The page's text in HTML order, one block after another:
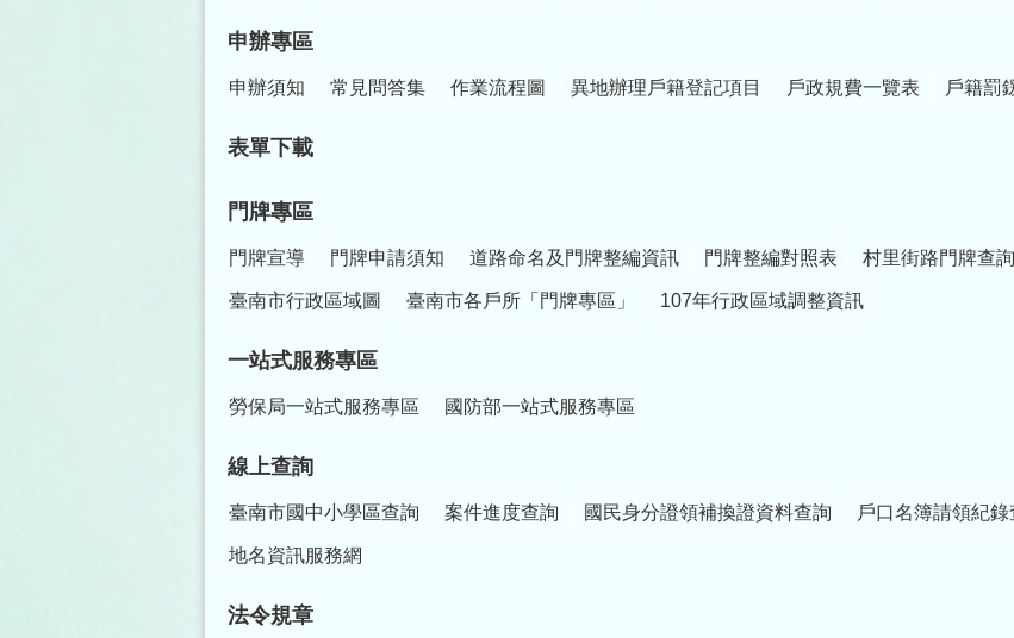
申辦專區
申辦須知 常見問答集 作業流程圖 異地辦理戶籍登記項目 戶政規費一覽表 戶籍罰
表單下載
門牌專區
門牌宣導 門牌申請須知 道路命名及門牌整編資訊 門牌整編對照表 村里街路門牌查詢
臺南市行政區域圖 臺南市各戶所「門牌專區」 107年行政區域調整資訊
一站式服務專區
勞保局一站式服務專區 國防部一站式服務專區
線上查詢
臺南市國中小學區查詢 案件進度查詢 國民身分證領補換證資料查詢 戶口名簿請領紀錄
地名資訊服務網
法令規章